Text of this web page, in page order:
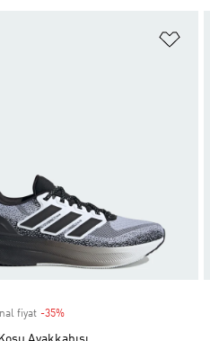
fiyat -35%Discount